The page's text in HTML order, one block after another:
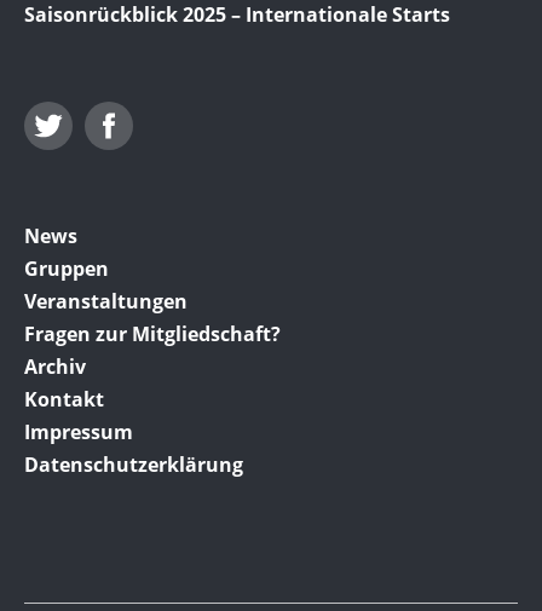
Saisonrückblick 2025 – Internationale Starts
Twitter
News
Gruppen
Veranstaltungen
Fragen zur Mitgliedschaft?
Archiv
Kontakt
Impressum
Datenschutzerklärung